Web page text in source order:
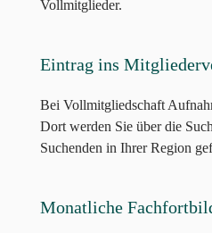
Vollmitglieder.
Eintrag ins
Bei Vollmitgliedschaft
Dort werden Sie über die
Suchenden in Ihrer Region
Monatliche